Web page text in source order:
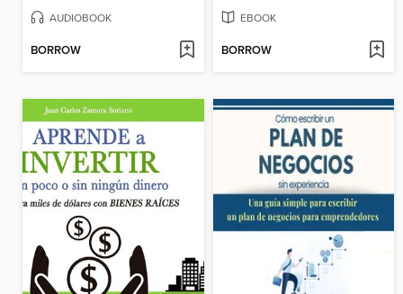
AUDIOBOOK
BORROW
EBOOK
BORROW